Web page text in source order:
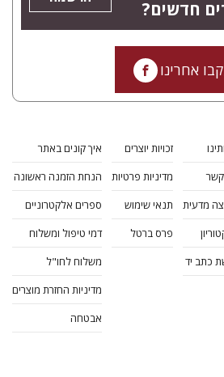
חדשים?
אחרינו
קשר
מדעית
כתב יד
זכויות יוצרים
מדיניות פרטיות
תנאי שימוש
פרס ברטל
איך קונים באתר
הנחת הזמנה ראשונה
ספרים אלקטרוניים
דמי טיפול ומשלוח
משלוח לחו"ל
מדיניות החזרת מוצרים
אבטחה